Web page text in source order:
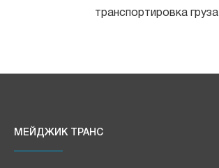
транспортировка груза
МЕЙДЖИК ТРАНС